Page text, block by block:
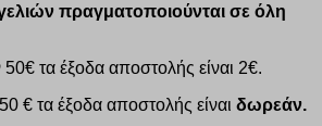
πραγματοποιούνται σε όλη
τα έξοδα αποστολής είναι 2€.
€ τα έξοδα αποστολής είναι δωρεάν.